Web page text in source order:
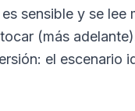
sensible y se lee
(más
el escenario